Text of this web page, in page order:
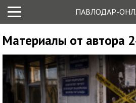
ПАВЛОДАР-
Материалы от автора